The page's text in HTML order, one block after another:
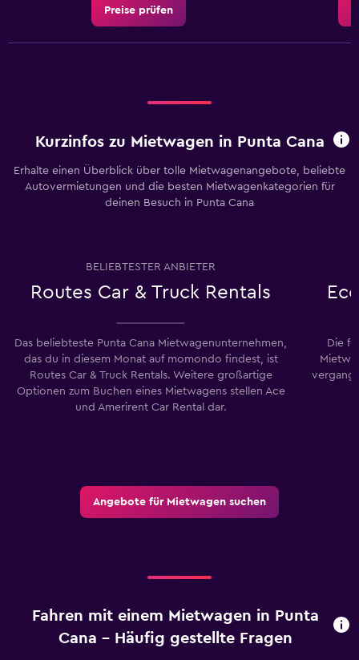
Preise prüfen
Kurzinfos zu Mietwagen in Punta Cana
Erhalte einen Überblick über tolle Mietwagenangebote, beliebte
Autovermietungen und die besten Mietwagenkategorien für
deinen Besuch in Punta Cana
BELIEBTESTER ANBIETER
Routes Car & Truck Rentals
Das beliebteste Punta Cana Mietwagenunternehmen,
das du in diesem Monat auf momondo findest, ist
Routes Car & Truck Rentals. Weitere großartige
Optionen zum Buchen eines Mietwagens stellen Ace
und Amerirent Car Rental dar.
Die
Angebote für Mietwagen suchen
Fahren mit einem Mietwagen in Punta
Cana – Häufig gestellte Fragen